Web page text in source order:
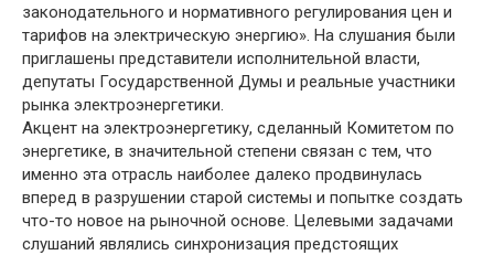
законодательного и нормативного регулирования цен и
тарифов на электрическую энергию». На слушания были
приглашены представители исполнительной власти,
депутаты Государственной Думы и реальные участники
рынка электроэнергетики.
Акцент на электроэнергетику, сделанный Комитетом по
энергетике, в значительной степени связан с тем, что
именно эта отрасль наиболее далеко продвинулась
вперед в разрушении старой системы и попытке создать
что-то новое на рыночной основе. Целевыми задачами
слушаний являлись синхронизация предстоящих